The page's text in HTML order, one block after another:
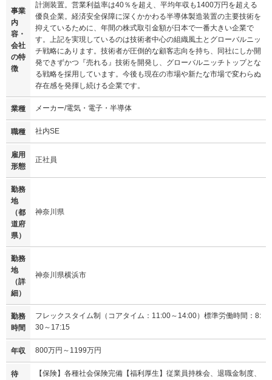
事業
内
容・
会社
の特
徴
計測装置。営業利益率は40％を超え、平均年収も1400万円を超える
優良企業。経済安全保障に深くかかわる半導体製造装置の主要技術を
抑えているために、年間の株式取引金額が日本で一番大きい企業で
す。上記を実現しているのは技術者中心の組織風土とグローバルニッ
チ戦略にあります。技術者が圧倒的な顧客志向を持ち、同社にしか開
発できずかつ『売れる』技術を開発し、グローバルニッチトップとな
る戦略を採用しています。今後も現在の市場や新たな市場で変わらぬ
存在感を発揮し続ける企業です。
業種 メーカー/電気・電子・半導体
職種 社内SE
雇用
形態
正社員
勤務
地
（都
道府
県）
神奈川県
勤務
地
（詳
細）
神奈川県横浜市
勤務
時間
フレックスタイム制（コアタイム：11:00～14:00）標準労働時間：8:
30～17:15
年収 800万円～1199万円
待
【保険】各種社会保険完備【福利厚生】従業員持株会、退職金制度、